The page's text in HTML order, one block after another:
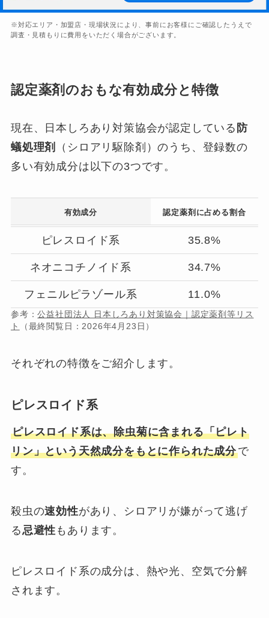
※対応エリア・加盟店・現場状況により、事前にお客様にご確認したうえで
調査・見積もりに費用をいただく場合がございます。
認定薬剤のおもな有効成分と特徴
現在、日本しろあり対策協会が認定している 防
蟻処理剤
（シロアリ駆除剤）のうち、登録数の
多い有効成分は以下の3つです。
有効成分 認定薬剤に占める割合
ピレスロイド系 35.8%
ネオニコチノイド系 34.7%
フェニルピラゾール系 11.0%
参考：公益社団法人 日本しろあり対策協会｜認定薬剤等リス
ト
（最終閲覧日：2026年4月23日）
それぞれの特徴をご紹介します。
ピレスロイド系
ピレスロイド系は、除虫菊に含まれる「ピレト
リン」という天然成分をもとに作られた成分で
す。
殺虫の速効性があり、シロアリが嫌がって逃げ
る忌避性 もあります。
ピレスロイド系の成分は、熱や光、空気で分解
されます。